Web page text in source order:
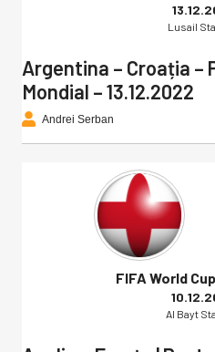
Lusail
Argentina – Croația –
Mondial – 13.12.2022
Andrei Serban
FIFA World
Al Bayt